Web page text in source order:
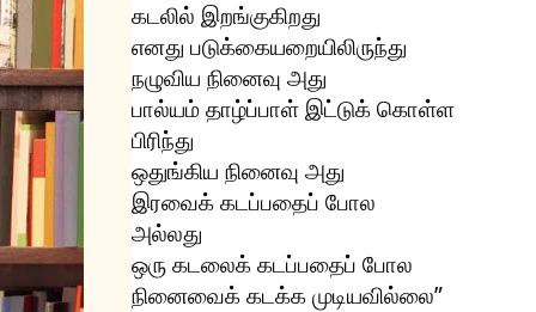
கடலில் இறங்குகிறது
எனது படுக்கையறையிலிருந்து
நழுவிய நினைவு அது
பால்யம் தாழ்ப்பாள் இட்டுக் கொள்ள
பிரிந்து
ஒதுங்கிய நினைவு அது
இரவைக் கடப்பதைப் போல
அல்லது
ஒரு கடலைக் கடப்பதைப் போல
நினைவைக் கடக்க முடியவில்லை”